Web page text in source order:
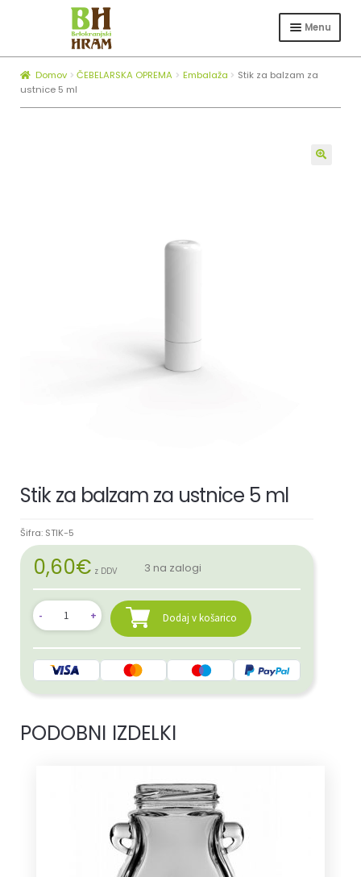
Menu
TRGOVINA
child
O NAS
Domov ČEBELARSKA OPREMA Embalaža
Stik za balzam za
ustnice 5 ml
Stik za balzam za ustnice 5 ml
Šifra: STIK-5
0,60€ z DDV 3 na zalogi
Dodaj v košarico
PODOBNI IZDELKI